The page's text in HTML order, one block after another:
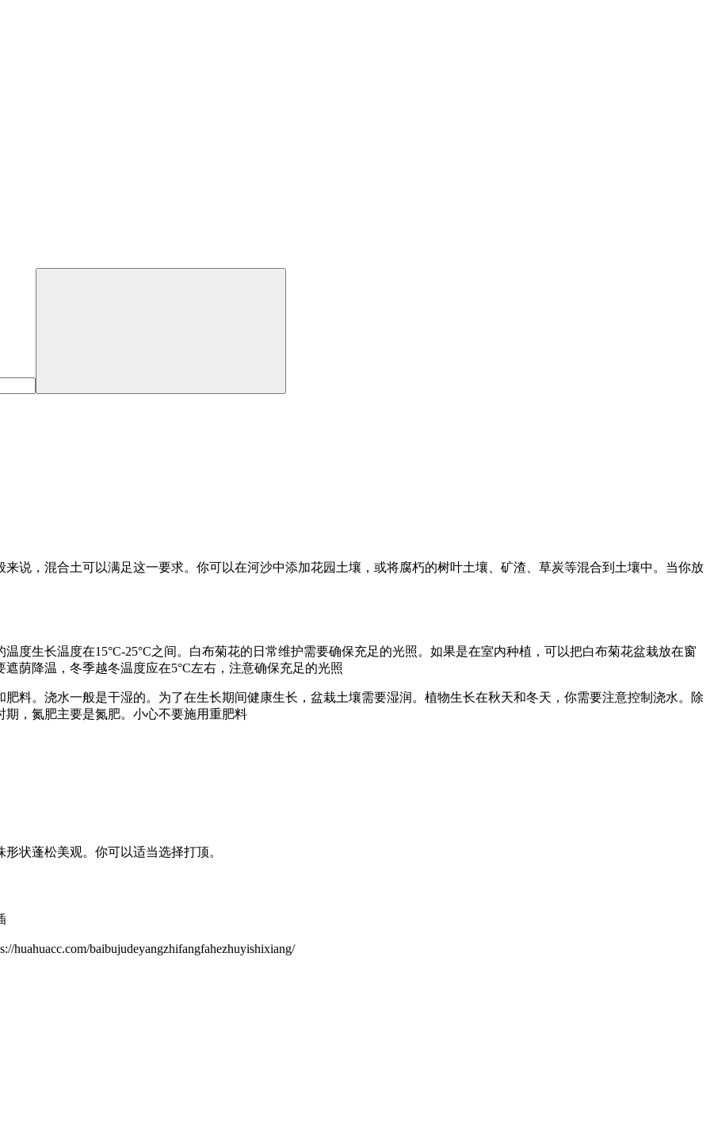
说，混合土可以满足这一要求。你可以在河沙中添加花园土壤，或将腐朽的树叶土壤、矿渣、草炭等混合到土壤中。当你放
度生长温度在15°C-25°C之间。白布菊花的日常维护需要确保充足的光照。如果是在室内种植，可以把白布菊花盆栽放在窗
荫降温，冬季越冬温度应在5°C左右，注意确保充足的光照
料。浇水一般是干湿的。为了在生长期间健康生长，盆栽土壤需要湿润。植物生长在秋天和冬天，你需要注意控制浇水。除
，氮肥主要是氮肥。小心不要施用重肥料
状蓬松美观。你可以适当选择打顶。
baibujudeyangzhifangfahezhuyishixiang/